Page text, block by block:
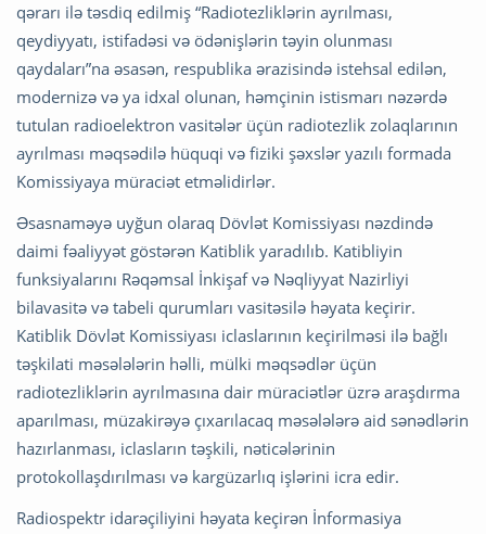
qərarı ilə təsdiq edilmiş “Radiotezliklərin ayrılması,
qeydiyyatı, istifadəsi və ödənişlərin təyin olunması
qaydaları”na əsasən, respublika ərazisində istehsal edilən,
modernizə və ya idxal olunan, həmçinin istismarı nəzərdə
tutulan radioelektron vasitələr üçün radiotezlik zolaqlarının
ayrılması məqsədilə hüquqi və fiziki şəxslər yazılı formada
Komissiyaya müraciət etməlidirlər.
Əsasnaməyə uyğun olaraq Dövlət Komissiyası nəzdində
daimi fəaliyyət göstərən Katiblik yaradılıb. Katibliyin
funksiyalarını Rəqəmsal İnkişaf və Nəqliyyat Nazirliyi
bilavasitə və tabeli qurumları vasitəsilə həyata keçirir.
Katiblik Dövlət Komissiyası iclaslarının keçirilməsi ilə bağlı
təşkilati məsələlərin həlli, mülki məqsədlər üçün
radiotezliklərin ayrılmasına dair müraciətlər üzrə araşdırma
aparılması, müzakirəyə çıxarılacaq məsələlərə aid sənədlərin
hazırlanması, iclasların təşkili, nəticələrinin
protokollaşdırılması və kargüzarlıq işlərini icra edir.
Radiospektr idarəçiliyini həyata keçirən İnformasiya